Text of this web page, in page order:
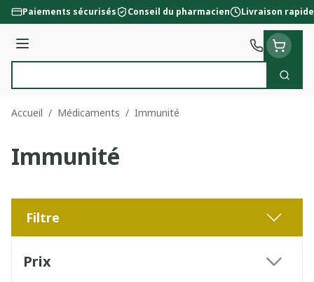
Aller au contenu
Paiements sécurisés Conseil du pharmacien Livraison rapide
Menu
Accueil / Médicaments / Immunité
Immunité
Filtre
Prix